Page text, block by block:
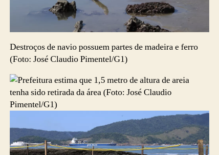
Destroços de navio possuem partes de madeira e ferro
(Foto: José Claudio Pimentel/G1)